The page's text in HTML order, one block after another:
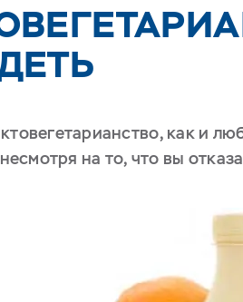
как и
на то, что вы